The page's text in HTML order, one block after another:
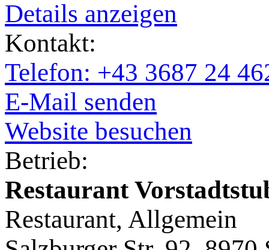
Details anzeigen
Kontakt:
Telefon: +43 3687 24
E-Mail senden
Website besuchen
Betrieb:
Restaurant
Restaurant, Allgemein